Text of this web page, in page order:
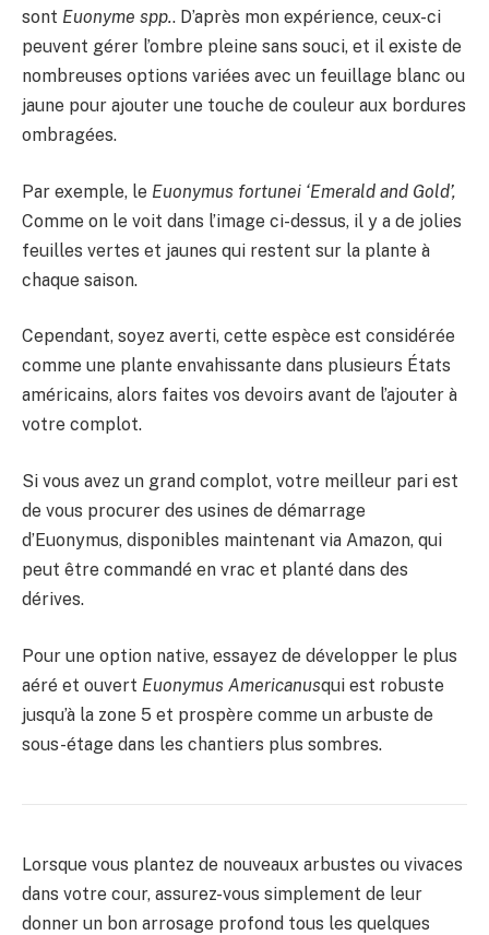
sont Euonyme spp.. D’après mon expérience, ceux-ci
peuvent gérer l’ombre pleine sans souci, et il existe de
nombreuses options variées avec un feuillage blanc ou
jaune pour ajouter une touche de couleur aux bordures
ombragées.
Par exemple, le Euonymus fortunei ‘Emerald and Gold’,
Comme on le voit dans l’image ci-dessus, il y a de jolies
feuilles vertes et jaunes qui restent sur la plante à
chaque saison.
Cependant, soyez averti, cette espèce est considérée
comme une plante envahissante dans plusieurs États
américains, alors faites vos devoirs avant de l’ajouter à
votre complot.
Si vous avez un grand complot, votre meilleur pari est
de vous procurer des usines de démarrage
d’Euonymus, disponibles maintenant via Amazon, qui
peut être commandé en vrac et planté dans des
dérives.
Pour une option native, essayez de développer le plus
aéré et ouvert Euonymus Americanusqui est robuste
jusqu’à la zone 5 et prospère comme un arbuste de
sous-étage dans les chantiers plus sombres.
Lorsque vous plantez de nouveaux arbustes ou vivaces
dans votre cour, assurez-vous simplement de leur
donner un bon arrosage profond tous les quelques